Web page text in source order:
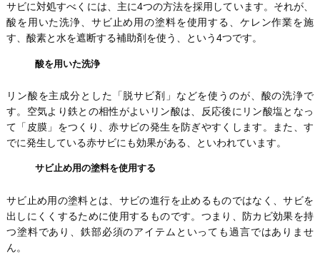
サビに対処すべくには、主に4つの方法を採用しています。それが、
酸を用いた洗浄、サビ止め用の塗料を使用する、ケレン作業を施
す、酸素と水を遮断する補助剤を使う、という4つです。
酸を用いた洗浄
リン酸を主成分とした「脱サビ剤」などを使うのが、酸の洗浄で
す。空気より鉄との相性がよいリン酸は、反応後にリン酸塩となっ
て「皮膜」をつくり、赤サビの発生を防ぎやすくします。また、す
でに発生している赤サビにも効果がある、といわれています。
サビ止め用の塗料を使用する
サビ止め用の塗料とは、サビの進行を止めるものではなく、サビを
出しにくくするために使用するものです。つまり、防カビ効果を持
つ塗料であり、鉄部必須のアイテムといっても過言ではありませ
ん。